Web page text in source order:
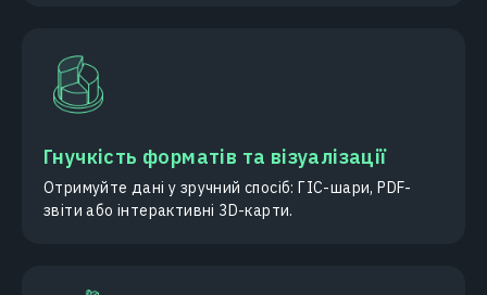
Гнучкість форматів та візуалізації
Отримуйте дані у зручний спосіб: ГІС-шари, PDF-
звіти або інтерактивні 3D-карти.